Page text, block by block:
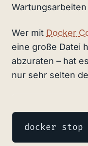
Wer mit Docker
eine große Datei
abzuraten – hat
nur sehr selten
docker